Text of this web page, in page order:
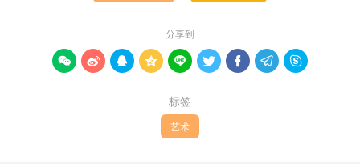
分享到
        
标签
艺术